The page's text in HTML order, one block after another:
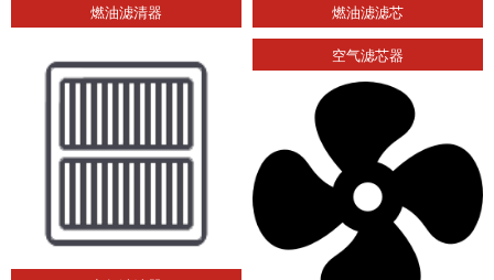
燃油滤清器 燃油滤滤芯
空气滤芯器